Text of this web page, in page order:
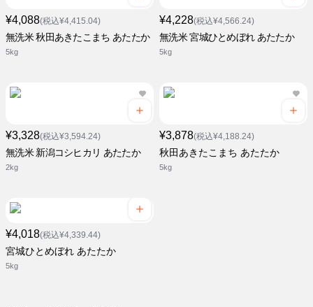
¥4,088(税込¥4,415.04)
無洗米 秋田あきたこまち あたたか
5kg
¥4,228(税込¥4,566.24)
無洗米 宮城ひとめぼれ あたたか
5kg
¥3,328(税込¥3,594.24)
無洗米 新潟コシヒカリ あたたか
2kg
¥3,878(税込¥4,188.24)
秋田あきたこまち あたたか
5kg
¥4,018(税込¥4,339.44)
宮城ひとめぼれ あたたか
5kg